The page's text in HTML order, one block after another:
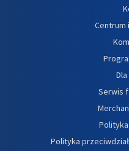
Centrum
Serwis
Polityka